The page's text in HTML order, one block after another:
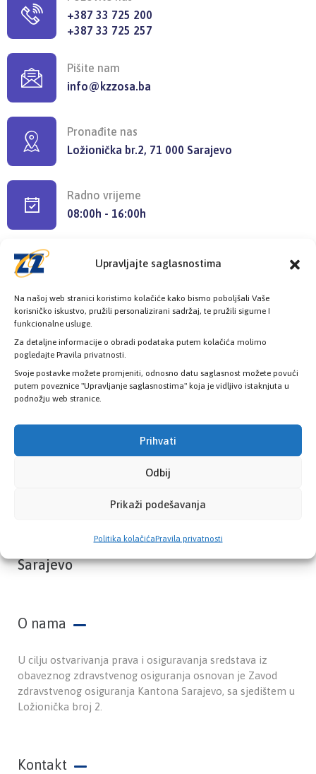
Upravljajte saglasnostima
Na našoj web stranici koristimo kolačiće kako bismo poboljšali Vaše
korisničko iskustvo, pružili personalizirani sadržaj, te pružili sigurne I
funkcionalne usluge.
Za detaljne informacije o obradi podataka putem kolačića molimo
pogledajte Pravila privatnosti.
Svoje postavke možete promjeniti, odnosno datu saglasnost možete povući
putem poveznice "Upravljanje saglasnostima" koja je vidljivo istaknjuta u
podnožju web stranice.
Prihvati
Odbij
Prikaži podešavanja
Politika kolačićaPravila privatnosti
+387 33 725 200
+387 33 725 257
Pišite nam
info@kzzosa.ba
Pronađite nas
Ložionička br.2, 71 000 Sarajevo
Radno vrijeme
08:00h - 16:00h
Provjerite status vaše elektronske
zdravstvene kartice
PROVJERITE STATUS
Zavod zdravstvenog osiguranja Kantona
Sarajevo
O nama
U cilju ostvarivanja prava i osiguravanja sredstava iz
obaveznog zdravstvenog osiguranja osnovan je Zavod
zdravstvenog osiguranja Kantona Sarajevo, sa sjedištem u
Ložionička broj 2.
Kontakt